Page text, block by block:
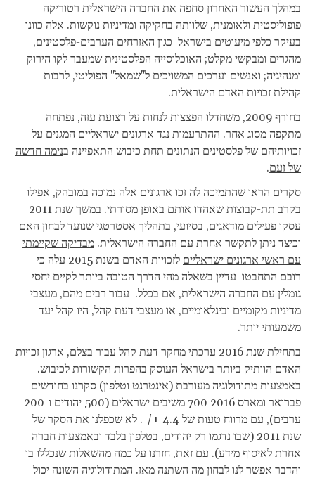
במהלך העשור האחרון סחפה את החברה הישראלית רטוריקה
פופוליסטית ולאומנית, שלוותה בחקיקה ומדיניות נוקשות. אלה כוונו
בעיקר כלפי מיעוטים בישראל כגון האזרחים הערבים-פלסטינים,
מהגרים ומבקשי מקלט; האוכלוסייה הפלסטינית שמעבר לקו הירוק
ומנהיגיה; ואנשים וערכים המשויכים ל"שמאל" הפוליטי, לרבות
קהילת זכויות האדם הישראלית.
בחורף 2009, משחדלו הפצצות לנחות על רצועת עזה, נפתחה
מתקפה מסוג אחר. ההתרעמות נגד ארגונים ישראליים המגנים על
זכויותיהם של פלסטינים הנתונים תחת כיבוש התאפיינה בנימה חדשה
של זעם.
סקרים הראו שהתמיכה לה זכו ארגונים אלה נמוכה במובהק, אפילו
בקרב תת-קבוצות שאהדו אותם באופן מסורתי. במשך שנת 2011
עסקו פעילים מודאגים, בסיועי, בתהליך אסטרטגי שנועד לבחון האם
וכיצד ניתן לתקשר אחרת עם החברה הישראלית. מבדיקה שקיימתי
עם ראשי ארגונים ישראליים
לזכויות האדם בשנת 2015 עלה כי
רובם התחבטו עדיין בשאלה מהי הדרך הטובה ביותר לקיים יחסי
גומלין עם החברה הישראלית, אם בכלל. עבור רבים מהם, מעצבי
מדיניות מקומיים ובינלאומיים, או מעצבי דעת קהל, היו קהל יעד
משמעותי יותר.
בתחילת שנת 2016 ערכתי מחקר דעת קהל עבור בצלם, ארגון זכויות
האדם הוותיק ביותר בישראל העוסק בהפרות הקשורות לכיבוש.
באמצעות מתודולוגיה מעורבת (אינטרנט וטלפון) סקרנו בחודשים
פברואר ומארס 2016 700 משיבים ישראלים (500 יהודים ו-200
ערבים), עם מרווח טעות של 4.4 +/-. לא שכפלנו את הסקר של
שנת 2011 (שבו נדגמו רק יהודים, בטלפון בלבד ובאמצעות חברה
אחרת לאיסוף מידע). עם זאת, חזרנו על כמה מהשאלות שנכללו בו
והדבר אפשר לנו לבחון מה השתנה מאז. המתודולוגיה השונה יכול